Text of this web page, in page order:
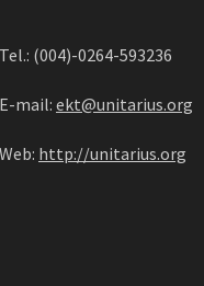
Tel.: (004)-0264-593236
E-mail: ekt@unitarius.org
Web: http://unitarius.org